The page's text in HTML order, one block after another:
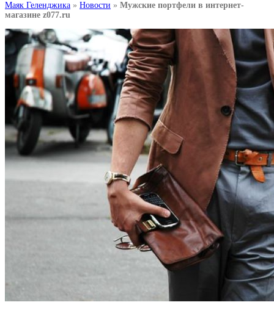
Маяк Геленджика » Новости » Мужские портфели в интернет-
магазине z077.ru